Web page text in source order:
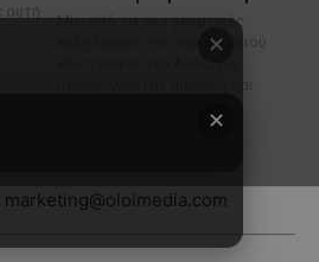
marketing@oloimedia.com
✕